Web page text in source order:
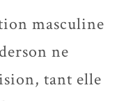
masculine
ne
tant elle